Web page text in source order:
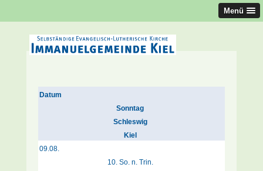
Menü
Datum
Sonntag
Schleswig
Kiel
09.08.
10. So. n. Trin.